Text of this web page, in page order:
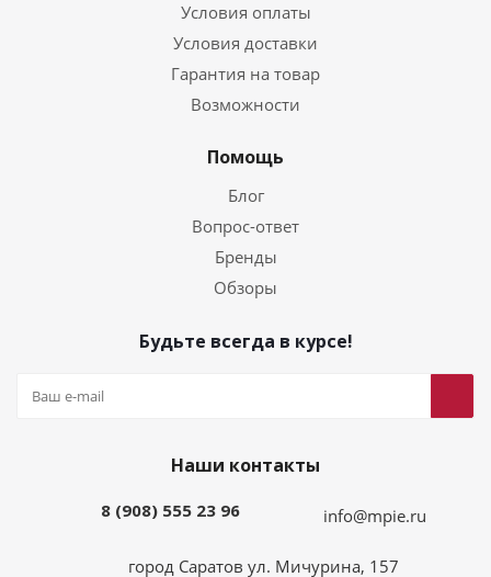
Условия оплаты
Условия доставки
Гарантия на товар
Возможности
Помощь
Блог
Вопрос-ответ
Бренды
Обзоры
Будьте всегда в курсе!
Наши контакты
8 (908) 555 23 96 info@mpie.ru
город Саратов ул. Мичурина, 157